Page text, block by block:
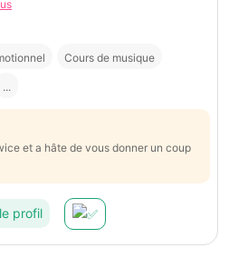
Cours de musique
...
et a hâte de vous donner un coup
profil